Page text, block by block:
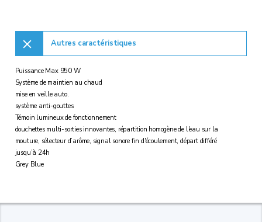
Autres caractéristiques
Puissance Max 950 W
Système de maintien au chaud
mise en veille auto.
système anti-gouttes
Témoin lumineux de fonctionnement
douchettes multi-sorties innovantes, répartition homogène de l'eau sur la
mouture, sélecteur d’arôme, signal sonore fin d'écoulement, départ différé
jusqu’à 24h
Grey Blue